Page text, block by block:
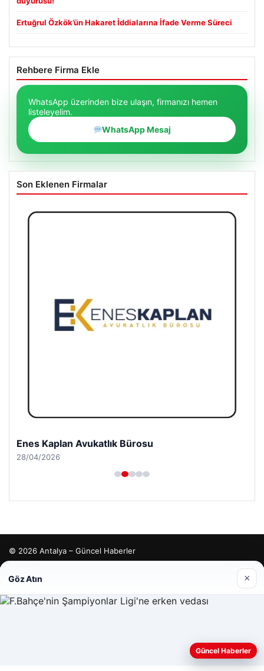
Ertuğrul Özkök’ün Hakaret İddialarına İfade Verme Süreci
Rehbere Firma Ekle
WhatsApp üzerinden bize ulaşın, firmanızı hemen
listeleyelim.
WhatsApp Mesaj
Son Eklenen Firmalar
Enes Kaplan Avukatlık Bürosu
28/04/2026
© 2026 Antalya – Güncel Haberler
Web sitemizi nasıl kullandığınızı daha iyi anlayabilmek,
deneyiminizi kişiselleştirmek ve geliştirmek amacıyla çerezler
Göz Atın ×
Güncel Haberler